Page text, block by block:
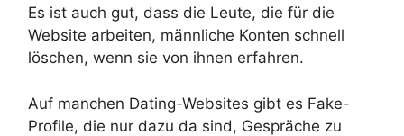
Es ist auch gut, dass die Leute, die für die
Website arbeiten, männliche Konten schnell
löschen, wenn sie von ihnen erfahren.
Auf manchen Dating-Websites gibt es Fake-
Profile, die nur dazu da sind, Gespräche zu